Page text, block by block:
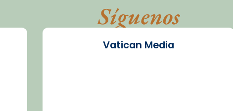
Síguenos
Vatican Media